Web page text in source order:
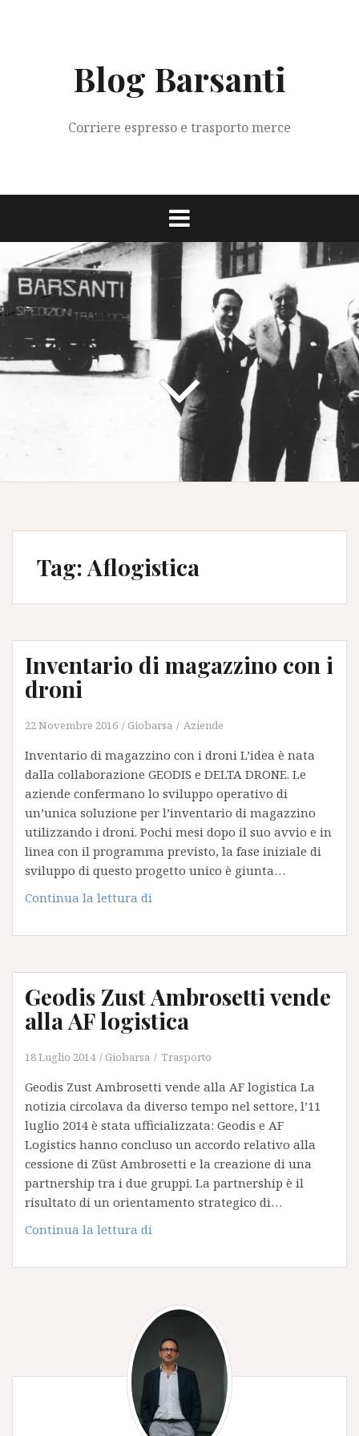
Blog Barsanti
Corriere espresso e trasporto merce
Tag:Aflogistica
Inventario di magazzino con i
droni
22 Novembre 2016 Giobarsa Aziende
Inventario di magazzino con i droni L’idea è nata
dalla collaborazione GEODIS e DELTA DRONE. Le
aziende confermano lo sviluppo operativo di
un’unica soluzione per l’inventario di magazzino
utilizzando i droni. Pochi mesi dopo il suo avvio e in
linea con il programma previsto, la fase iniziale di
sviluppo di questo progetto unico è giunta…
Continua la lettura di
magazzino
i
droni
Geodis Zust Ambrosetti vende
alla AF logistica
18 Luglio 2014 Giobarsa Trasporto
Geodis Zust Ambrosetti vende alla AF logistica La
notizia circolava da diverso tempo nel settore, l’11
luglio 2014 è stata ufficializzata: Geodis e AF
Logistics hanno concluso un accordo relativo alla
cessione di Züst Ambrosetti e la creazione di una
partnership tra i due gruppi. La partnership è il
risultato di un orientamento strategico di…
Continua la lettura di
Ambrosetti
alla
AF
logistica